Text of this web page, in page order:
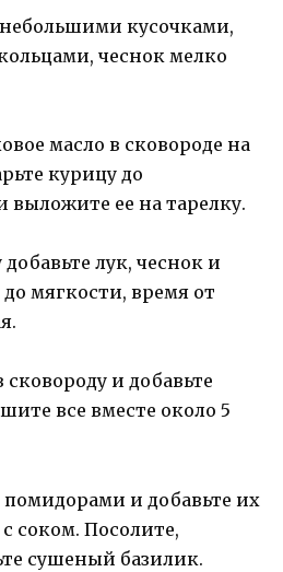
кусочками,
чеснок мелко
масло в сковороде на
курицу до
выложите ее на тарелку.
лук, чеснок и
мягкости, время от
и добавьте
все вместе около 5
помидорами и добавьте их
соком. Посолите,
сушеный базилик.